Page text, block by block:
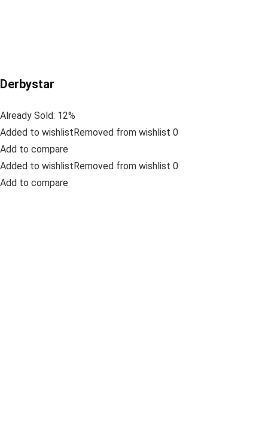
Derbystar
Already Sold: 12%
Added to wishlistRemoved from wishlist 0
Add to compare
Added to wishlistRemoved from wishlist 0
Add to compare